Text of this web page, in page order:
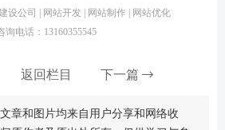
设公司 | 网站开发 | 网站制作 | 网站优化
询电话：13160355545
返回栏目 下一篇
章和图片均来自用户分享和网络收